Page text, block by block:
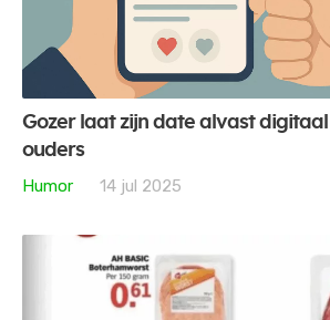
Gozer laat zijn date alvast
ouders
Humor
14 jul 2025